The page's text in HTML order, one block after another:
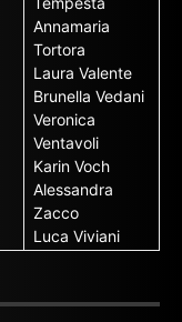
Annamaria
Tortora
Laura Valente
Brunella Vedani
Veronica
Ventavoli
Karin Voch
Alessandra
Zacco
Luca Viviani